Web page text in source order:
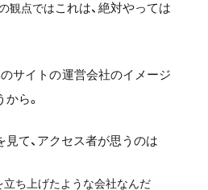
観点ではこれは、絶対やっては
サイトの運営会社のイメージ
ら。
て、アクセス者が思うのは
ち上げたような会社なんだ